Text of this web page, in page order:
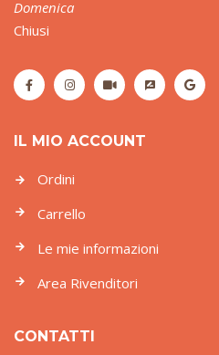
Domenica
Chiusi
IL MIO ACCOUNT
Ordini
Carrello
Le mie informazioni
Area Rivenditori
CONTATTI